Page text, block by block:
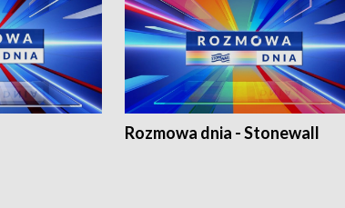
Rozmowa dnia - Stonewall